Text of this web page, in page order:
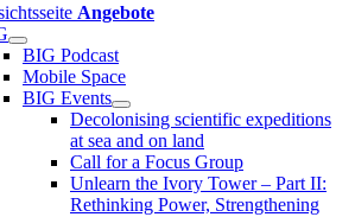
Angebote
BIG Podcast
Mobile Space
BIG Events
Decolonising scientific expeditions
at sea and on land
Call for a Focus Group
Unlearn the Ivory Tower – Part II:
Rethinking Power, Strengthening